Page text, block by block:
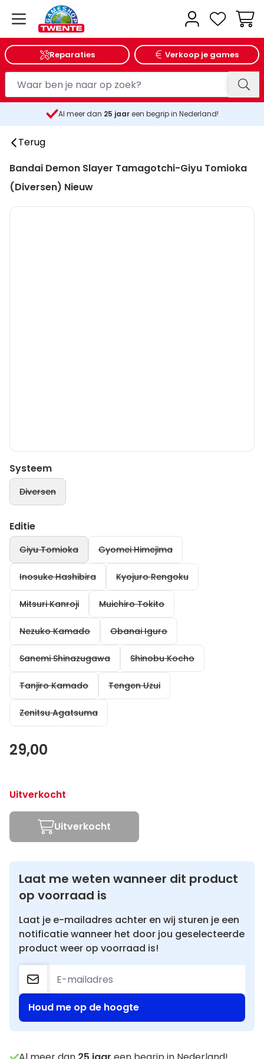
Reparaties Verkoop je games
Al meer dan 25 jaareen begrip in Nederland!
Terug
Bandai Demon Slayer Tamagotchi-Giyu Tomioka
(Diversen) Nieuw
Systeem
Diversen
Editie
Giyu Tomioka Gyomei Himejima
Inosuke Hashibira Kyojuro Rengoku
Mitsuri Kanroji Muichiro Tokito
Nezuko Kamado Obanai Iguro
Sanemi Shinazugawa Shinobu Kocho
Tanjiro Kamado Tengen Uzui
Zenitsu Agatsuma
29,00
Uitverkocht
Uitverkocht
Laat me weten wanneer dit product
op voorraad is
Laat je e-mailadres achter en wij sturen je een
notificatie wanneer het door jou geselecteerde
product weer op voorraad is!
Houd me op de hoogte